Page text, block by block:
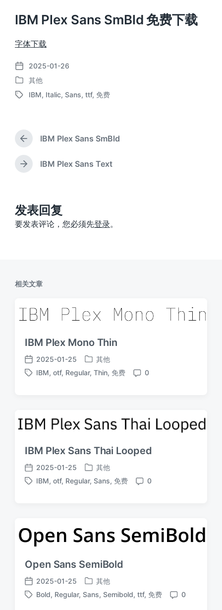
IBM Plex Sans SmBld 免费下载
字体下载
发
布
日
2025-01-26
发
布
其他
标
IBM, Italic, Sans, ttf, 免费
上
篇
文
章
IBM Plex Sans SmBld
下
：
IBM Plex Sans Text
发表回复
要发表评论，您必须先登录。
相关文章
IBM Plex Mono Thin
发
布
2025-01-25
发
布
其他
标
IBM, otf, Regular, Thin, 免费
评
0
IBM Plex Sans Thai Looped
发
布
2025-01-25
发
布
其他
标
IBM, otf, Regular, Sans, 免费
评
0
Open Sans SemiBold
发
布
2025-01-25
发
布
其他
标
Bold, Regular, Sans, Semibold, ttf, 免费
评
0